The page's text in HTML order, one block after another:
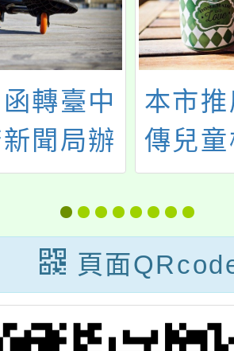
轉臺中
聞局辦
中記事
計畫」成
，敬請協
轉知所
學校，至
本市
傳兒
(以下
頁面